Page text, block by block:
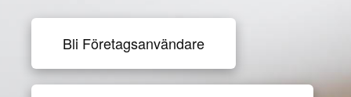
Bli Företagsanvändare